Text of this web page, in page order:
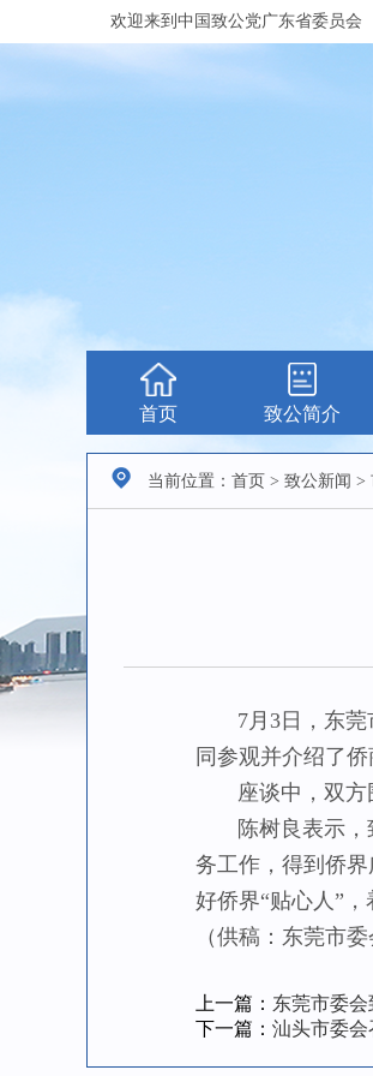
欢迎来到中国致公党广东省委员会
首页 致公简介
当前位置：首页 > 致公新闻 >
7月3日，东莞市
同参观并介绍了
座谈中，双方围
陈树良表示，致
务工作，得到侨
好侨界“贴心人”
（供稿：东莞市委
上一篇： 东莞市委
下一篇： 汕头市委会